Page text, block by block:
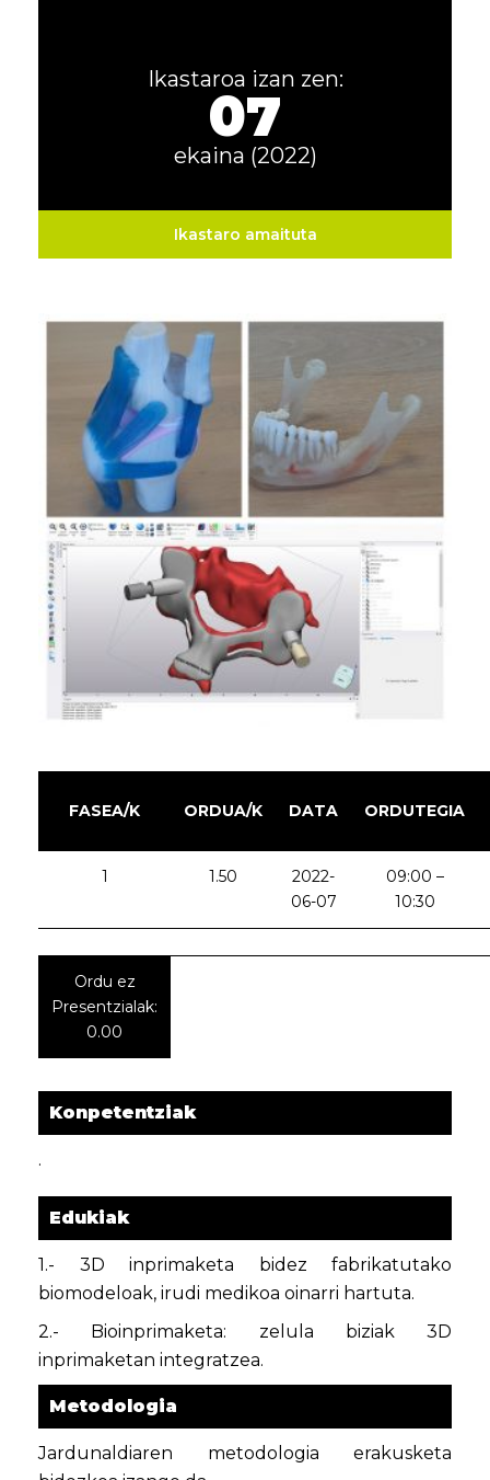
Ikastaroa izan zen:
07
ekaina (2022)
Ikastaro amaituta
FASEA/K ORDUA/K DATA ORDUTEGIA
1 1.50
2022-
06-07
09:00 –
10:30
Ordu ez
Presentzialak:
0.00
Konpetentziak
.
Edukiak
1.- 3D inprimaketa bidez fabrikatutako
biomodeloak, irudi medikoa oinarri hartuta.
2.- Bioinprimaketa: zelula biziak 3D
inprimaketan integratzea.
Metodologia
Jardunaldiaren metodologia erakusketa